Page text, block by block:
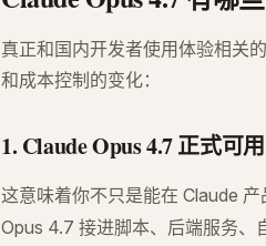
真正和国内开发者使用体验相关
和成本控制的变化：
1. Claude Opus 4.7 正式可
这意味着你不只是能在 Claude
Opus 4.7 接进脚本、后端服务、